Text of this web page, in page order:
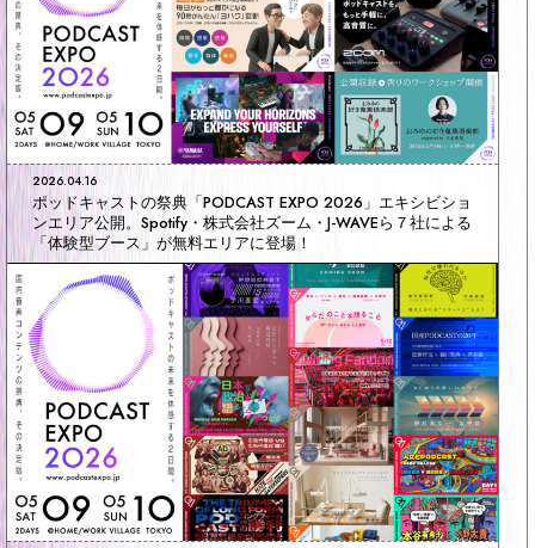
2026.04.16
ポッドキャストの祭典「PODCAST EXPO 2026」エキシビショ
ンエリア公開。Spotify・株式会社ズーム・J-WAVEら７社による
「体験型ブース」が無料エリアに登場！